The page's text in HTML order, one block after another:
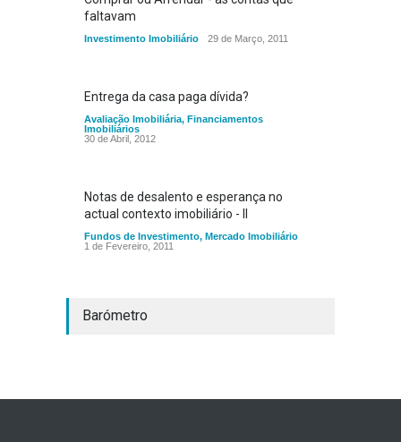
faltavam
Investimento Imobiliário 29 de Março, 2011
Entrega da casa paga dívida?
Avaliação Imobiliária, Financiamentos
Imobiliários
30 de Abril, 2012
Notas de desalento e esperança no
actual contexto imobiliário - II
Fundos de Investimento, Mercado Imobiliário
1 de Fevereiro, 2011
Barómetro